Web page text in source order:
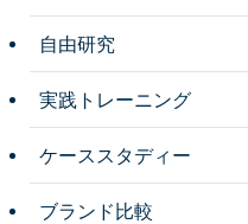
自由研究
実践トレーニング
ケーススタディー
ブランド比較